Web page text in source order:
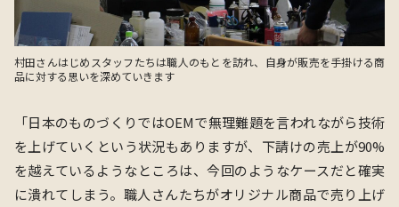
村田さんはじめスタッフたちは職人のもとを訪れ、自身が販売を手掛ける商
品に対する思いを深めていきます
「日本のものづくりではOEMで無理難題を言われながら技術
を上げていくという状況もありますが、下請けの売上が90%
を越えているようなところは、今回のようなケースだと確実
に潰れてしまう。職人さんたちがオリジナル商品で売り上げ